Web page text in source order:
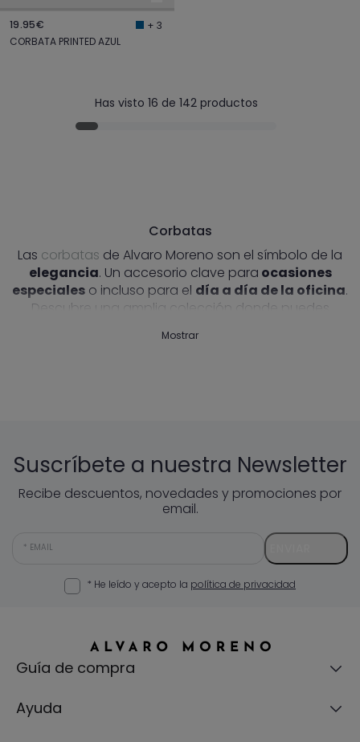
19.95€
+ 3
CORBATA PRINTED AZUL
Has visto 16 de 142 productos
Corbatas
Las corbatas de Alvaro Moreno son el símbolo de la
elegancia. Un accesorio clave para ocasiones
especiales o incluso para el día a día de la oficina.
Descubre una amplia colección donde puedes
estampadas: lunares, anclas, flores,
Mostrar
Suscríbete a nuestra Newsletter
Recibe descuentos, novedades y promociones por
email.
EMAIL
* He leído y acepto la política de privacidad
Guía de compra
Ayuda